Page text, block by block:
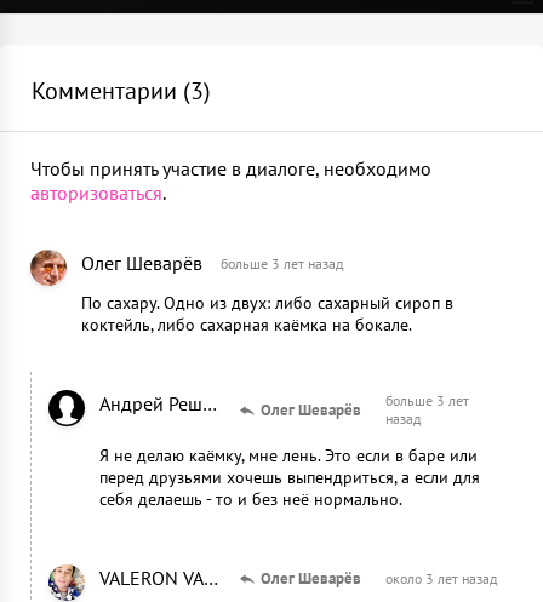
Стрейнер
Джиггер
Пресс для цитрусовых
Перелей через стрейнер в охлажденный
Комментарии (3)
Чтобы принять участие в диалоге, необходимо
авторизоваться.
Олег Шеварёв больше 3 лет назад
По сахару. Одно из двух: либо сахарный сироп в
коктейль, либо сахарная каёмка на бокале.
Андрей Решетченко Олег Шеварёв
больше 3 лет
назад
Я не делаю каёмку, мне лень. Это если в баре или
перед друзьями хочешь выпендриться, а если для
себя делаешь - то и без неё нормально.
VALERON VALERON Олег Шеварёв около 3 лет назад